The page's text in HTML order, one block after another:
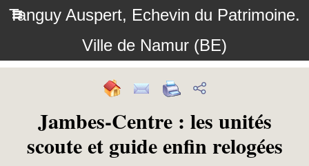
Tanguy Auspert, Echevin du Patrimoine.
Ville de Namur (BE)
Jambes-Centre : les unités
scoute et guide enfin relogées